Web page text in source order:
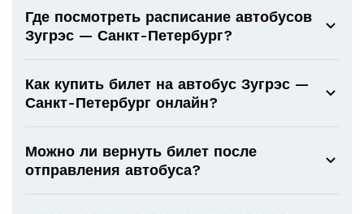
Где посмотреть расписание автобусов
Зугрэс — Санкт-Петербург?
Как купить билет на автобус Зугрэс —
Санкт-Петербург онлайн?
Можно ли вернуть билет после
отправления автобуса?